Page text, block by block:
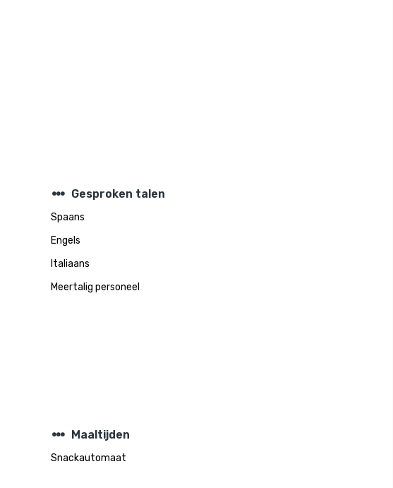
steppers Gesproken talen
Spaans
Engels
Italiaans
Meertalig personeel
steppers Maaltijden
Snackautomaat